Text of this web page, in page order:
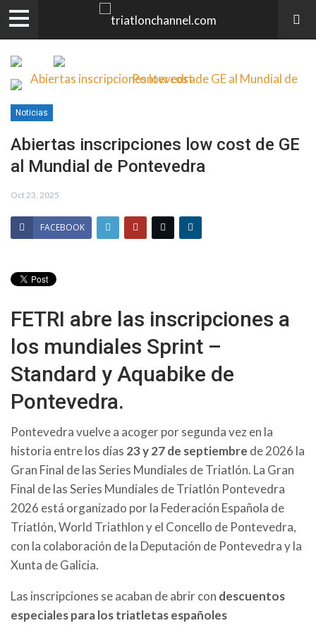
Noticias
Abiertas inscripciones low cost de GE
al Mundial de Pontevedra
Oct 23, 2025
FACEBOOK
FETRI abre las inscripciones a
los mundiales Sprint –
Standard y Aquabike de
Pontevedra.
Pontevedra vuelve a acoger por segunda vez en la
historia entre los días 23 y 27 de septiembre de 2026 la
Gran Final de las Series Mundiales de Triatlón. La Gran
Final de las Series Mundiales de Triatlón Pontevedra
2026 está organizado por la Federación Española de
Triatlón, World Triathlon y el Concello de Pontevedra,
con la colaboración de la Deputación de Pontevedra y la
Xunta de Galicia.
Las inscripciones se acaban de abrir con descuentos
especiales para los triatletas españoles